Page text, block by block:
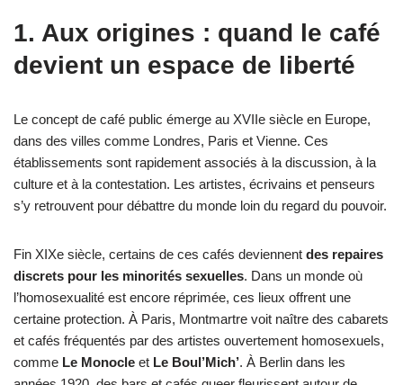
1. Aux origines : quand le café
devient un espace de liberté
Le concept de café public émerge au XVIIe siècle en Europe,
dans des villes comme Londres, Paris et Vienne. Ces
établissements sont rapidement associés à la discussion, à la
culture et à la contestation. Les artistes, écrivains et penseurs
s’y retrouvent pour débattre du monde loin du regard du pouvoir.
Fin XIXe siècle, certains de ces cafés deviennent des repaires
discrets pour les minorités sexuelles. Dans un monde où
l’homosexualité est encore réprimée, ces lieux offrent une
certaine protection. À Paris, Montmartre voit naître des cabarets
et cafés fréquentés par des artistes ouvertement homosexuels,
comme Le Monocle et Le Boul’Mich’. À Berlin dans les